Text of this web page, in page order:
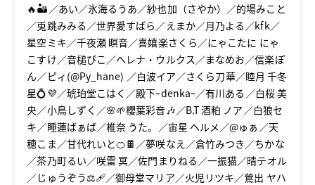
🔥🏜／あい／氷海るうあ／紗也加（さやか）／的場みこと
／兎跳みみる／世界愛すばら／えまか／月乃よる／kfk／
星空ミキ／千夜瀬 瞑音／喜嬉楽さくら／にゃこたに にゃ
こすけ／音槌ぴこ／ヘレナ・ウルクス／まなめお／信楽ぽ
ん／ピィ(@Py_hane) ／白波イア／さくら刀華／睦月 千冬
星💍💜／琥珀堂こはく／殿下ｰdenkaｰ／有川ある／白桜 美
央／小鳥しずく／🌸🌱櫻葉彩音🎶／B.T 酒粕 ノア／白狼セ
キ／睡蓮ばぁば／椎奈 うた。／宙星 ヘルメ／@ゅぁ／天
穂こま／甘代れいと🍊🍫／夢咲なえ／倉竹みつき／ちかな
／茶乃町るい／咲雷 冥／佐門まりねる／一振猫／晴テオル
／じゅうぞう⚖🩹／御母堂マリア／火児リツキ／鶯出 ヤハ